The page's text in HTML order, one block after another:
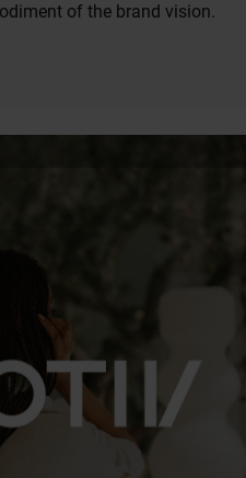
of the brand vision.